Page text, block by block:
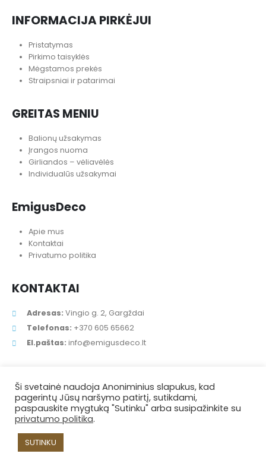
INFORMACIJA PIRKĖJUI
Pristatymas
Pirkimo taisyklės
Mėgstamos prekės
Straipsniai ir patarimai
GREITAS MENIU
Balionų užsakymas
Įrangos nuoma
Girliandos – vėliavėlės
Individualūs užsakymai
EmigusDeco
Apie mus
Kontaktai
Privatumo politika
KONTAKTAI
Adresas: Vingio g. 2, Gargždai
Telefonas: +370 605 65662
El.paštas: info@emigusdeco.lt
EmigusDeco © 2021. Visos teisės saugomos.
Ši svetainė naudoja Anoniminius slapukus, kad
pagerintų Jūsų naršymo patirtį, sutikdami,
paspauskite mygtuką "Sutinku" arba susipažinkite su
privatumo politika.
SUTINKU